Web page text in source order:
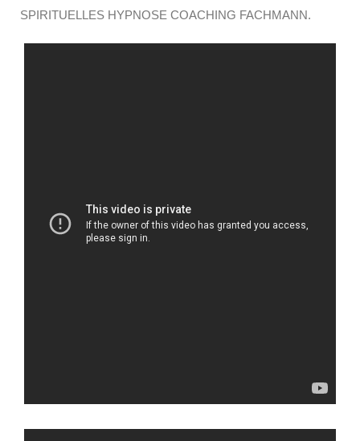
SPIRITUELLES HYPNOSE COACHING FACHMANN.